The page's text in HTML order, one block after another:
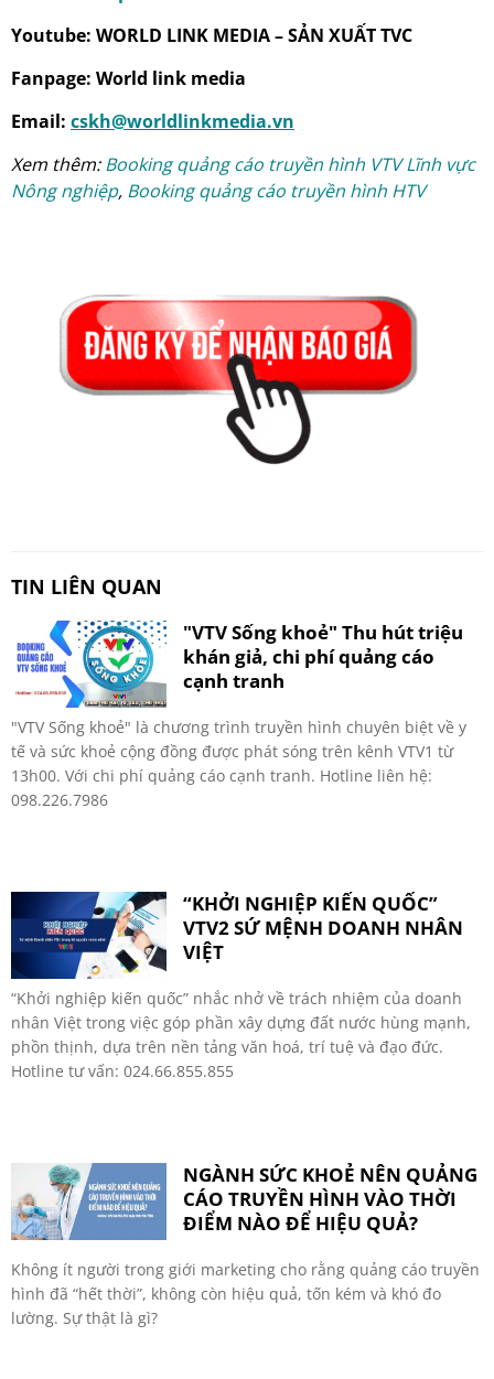
Youtube: WORLD LINK MEDIA – SẢN XUẤT TVC
Fanpage: World link media
Email: cskh@worldlinkmedia.vn
Xem thêm:Booking quảng cáo truyền hình VTV Lĩnh vực
Nông nghiệp, Booking quảng cáo truyền hình HTV
TIN LIÊN QUAN
"VTV Sống khoẻ" Thu hút triệu
khán giả, chi phí quảng cáo
cạnh tranh
"VTV Sống khoẻ" là chương trình truyền hình chuyên biệt về y
tế và sức khoẻ cộng đồng được phát sóng trên kênh VTV1 từ
13h00. Với chi phí quảng cáo cạnh tranh. Hotline liên hệ:
098.226.7986
“KHỞI NGHIỆP KIẾN QUỐC”
VTV2 SỨ MỆNH DOANH NHÂN
VIỆT
“Khởi nghiệp kiến quốc” nhắc nhở về trách nhiệm của doanh
nhân Việt trong việc góp phần xây dựng đất nước hùng mạnh,
phồn thịnh, dựa trên nền tảng văn hoá, trí tuệ và đạo đức.
Hotline tư vấn: 024.66.855.855
NGÀNH SỨC KHOẺ NÊN QUẢNG
CÁO TRUYỀN HÌNH VÀO THỜI
ĐIỂM NÀO ĐỂ HIỆU QUẢ?
Không ít người trong giới marketing cho rằng quảng cáo truyền
hình đã “hết thời”, không còn hiệu quả, tốn kém và khó đo
lường. Sự thật là gì?